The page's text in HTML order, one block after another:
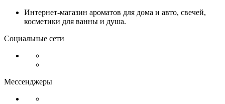
Интернет-магазин ароматов для дома и авто, свечей,
косметики для ванны и душа.
Социальные сети
Мессенджеры